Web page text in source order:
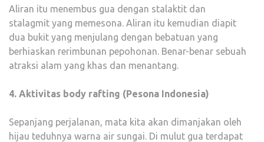
Aliran itu menembus gua dengan stalaktit dan
stalagmit yang memesona. Aliran itu kemudian diapit
dua bukit yang menjulang dengan bebatuan yang
berhiaskan rerimbunan pepohonan. Benar-benar sebuah
atraksi alam yang khas dan menantang.
4. Aktivitas body rafting (Pesona Indonesia)
Sepanjang perjalanan, mata kita akan dimanjakan oleh
hijau teduhnya warna air sungai. Di mulut gua terdapat